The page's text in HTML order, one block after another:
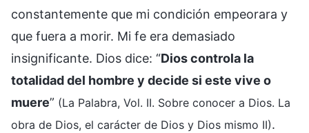
constantemente que mi condición empeorara y
que fuera a morir. Mi fe era demasiado
insignificante. Dios dice: “Dios controla la
totalidad del hombre y decide si este vive o
muere” (La Palabra, Vol. II. Sobre conocer a Dios. La
obra de Dios, el carácter de Dios y Dios mismo II).